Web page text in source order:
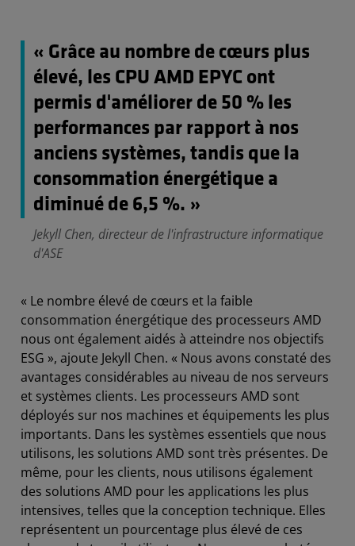
« Grâce au nombre de cœurs plus
élevé, les CPU AMD EPYC ont
permis d'améliorer de 50 % les
performances par rapport à nos
anciens systèmes, tandis que la
consommation énergétique a
diminué de 6,5 %. »
Jekyll Chen, directeur de l'infrastructure informatique
d'ASE
« Le nombre élevé de cœurs et la faible
consommation énergétique des processeurs AMD
nous ont également aidés à atteindre nos objectifs
ESG », ajoute Jekyll Chen. « Nous avons constaté des
avantages considérables au niveau de nos serveurs
et systèmes clients. Les processeurs AMD sont
déployés sur nos machines et équipements les plus
importants. Dans les systèmes essentiels que nous
utilisons, les solutions AMD sont très présentes. De
même, pour les clients, nous utilisons également
des solutions AMD pour les applications les plus
intensives, telles que la conception technique. Elles
représentent un pourcentage plus élevé de ces